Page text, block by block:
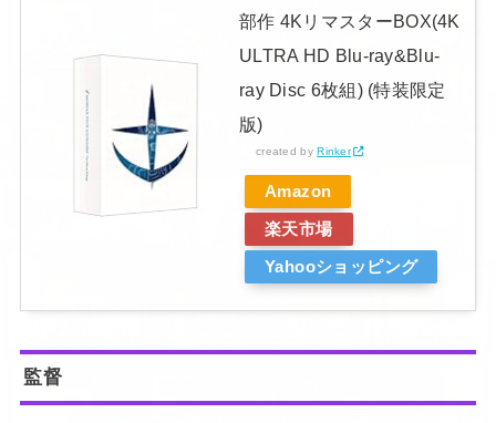
部作 4KリマスターBOX(4K
ULTRA HD Blu-ray&Blu-
ray Disc 6枚組) (特装限定
版)
created byRinker
Amazon
楽天市場
Yahooショッピング
監督